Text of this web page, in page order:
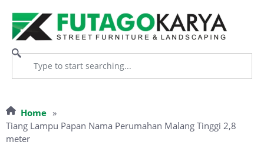
Home »
Tiang Lampu Papan Nama Perumahan Malang Tinggi 2,8
meter